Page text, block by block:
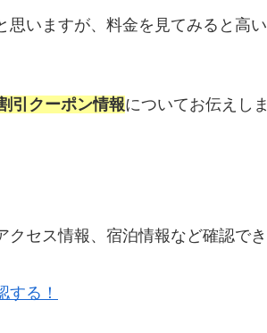
思いますが、料金を見てみると高い
引クーポン情報についてお伝えしま
セス情報、宿泊情報など確認でき
する！